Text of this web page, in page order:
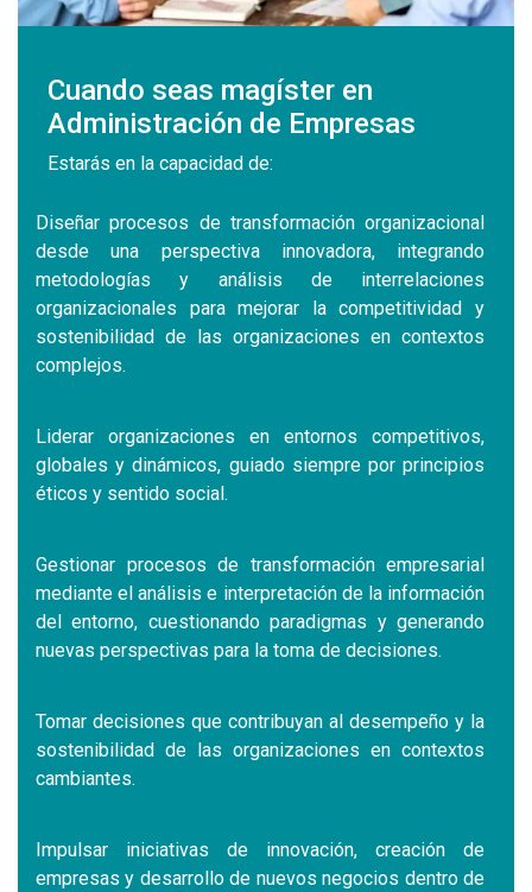
Cuando seas magíster en
Administración de Empresas
Estarás en la capacidad de:
Diseñar procesos de transformación organizacional
desde una perspectiva innovadora, integrando
metodologías y análisis de interrelaciones
organizacionales para mejorar la competitividad y
sostenibilidad de las organizaciones en contextos
complejos.
Liderar organizaciones en entornos competitivos,
globales y dinámicos, guiado siempre por principios
éticos y sentido social.
Gestionar procesos de transformación empresarial
mediante el análisis e interpretación de la información
del entorno, cuestionando paradigmas y generando
nuevas perspectivas para la toma de decisiones.
Tomar decisiones que contribuyan al desempeño y la
sostenibilidad de las organizaciones en contextos
cambiantes.
Impulsar iniciativas de innovación, creación de
empresas y desarrollo de nuevos negocios dentro de